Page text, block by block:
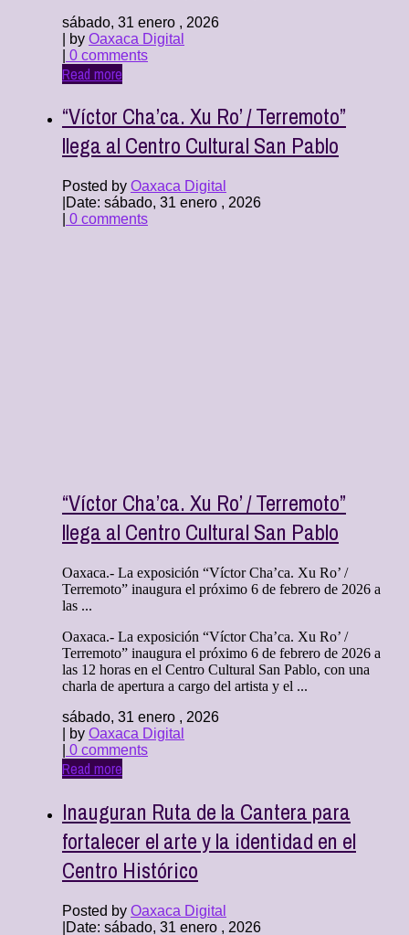
sábado, 31 enero , 2026
| by Oaxaca Digital
0 comments
Read more
“Víctor Cha’ca. Xu Ro’ / Terremoto”
llega al Centro Cultural San Pablo
Posted by Oaxaca Digital
Date: sábado, 31 enero , 2026
0 comments
“Víctor Cha’ca. Xu Ro’ / Terremoto”
llega al Centro Cultural San Pablo
Oaxaca.- La exposición “Víctor Cha’ca. Xu Ro’ /
Terremoto” inaugura el próximo 6 de febrero de 2026 a
las ...
Oaxaca.- La exposición “Víctor Cha’ca. Xu Ro’ /
Terremoto” inaugura el próximo 6 de febrero de 2026 a
las 12 horas en el Centro Cultural San Pablo, con una
charla de apertura a cargo del artista y el ...
sábado, 31 enero , 2026
| by Oaxaca Digital
0 comments
Read more
Inauguran Ruta de la Cantera para
fortalecer el arte y la identidad en el
Centro Histórico
Posted by Oaxaca Digital
Date: sábado, 31 enero , 2026